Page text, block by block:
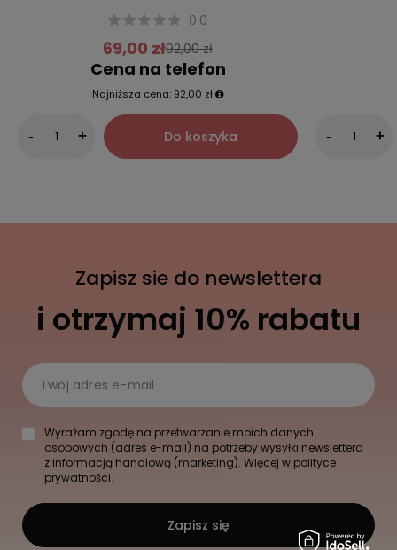
0.0
69,00 zł92,00 zł
Cena na telefon
Najniższa cena: 92,00 zł
- + Do koszyka - +
Zapisz sie do newslettera
i otrzymaj 10% rabatu
Twój adres e-mail
Wyrażam zgodę na przetwarzanie moich danych
osobowych (adres e-mail) na potrzeby wysyłki newslettera
z informacją handlową (marketing). Więcej w polityce
prywatności.
Zapisz się